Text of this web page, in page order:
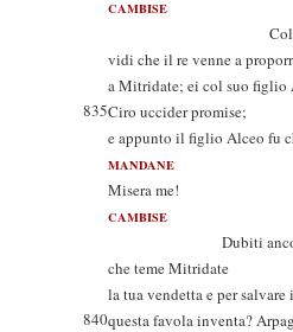
CAMBISE
Colà dentro
vidi che il re venne a
a Mitridate; ei col suo figlio
835Ciro uccider promise;
e appunto il figlio Alceo fu
MANDANE
Misera me!
CAMBISE
Dubiti ancor?
che teme Mitridate
la tua vendetta e per
840questa favola inventa?